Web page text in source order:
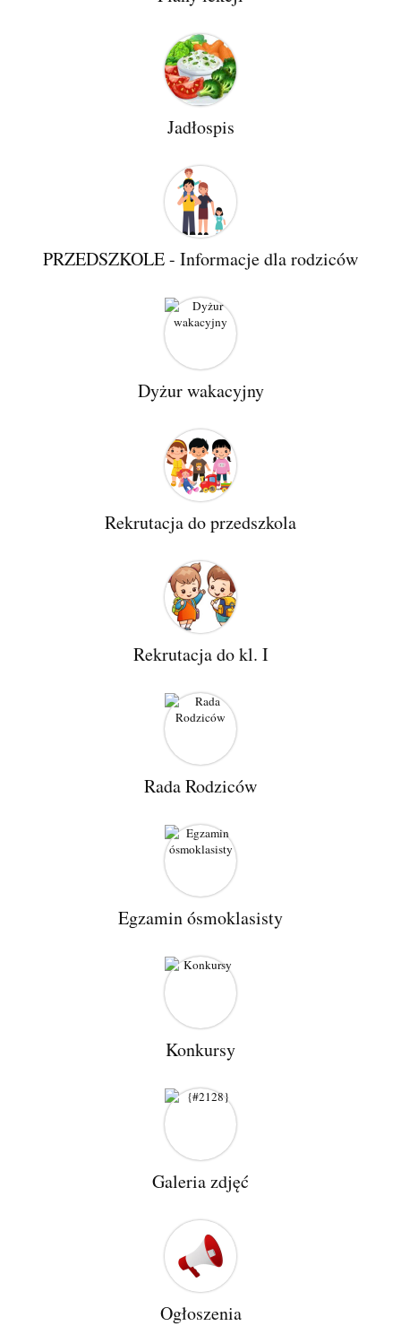
Jadłospis
PRZEDSZKOLE - Informacje dla rodziców
Dyżur wakacyjny
Rekrutacja do przedszkola
Rekrutacja do kl. I
Rada Rodziców
Egzamin ósmoklasisty
Konkursy
Galeria zdjęć
Ogłoszenia